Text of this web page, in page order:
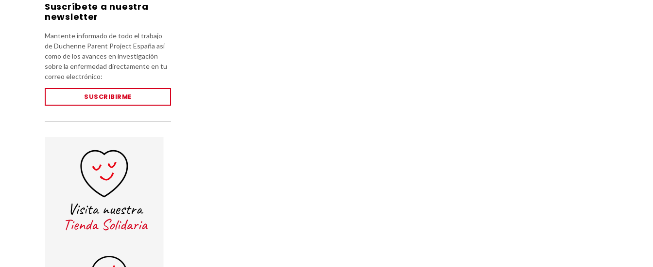
Suscríbete a nuestra
newsletter
Mantente informado de todo el trabajo
de Duchenne Parent Project España así
como de los avances en investigación
sobre la enfermedad directamente en tu
correo electrónico:
SUSCRIBIRME